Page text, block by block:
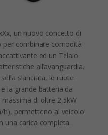
un nuovo concetto di
per combinare comodità
ed un Telaio
all’avanguardia.
slanciata, le ruote
la grande batteria da
massima di oltre 2,5kW
h), permettono al veicolo
una carica completa.